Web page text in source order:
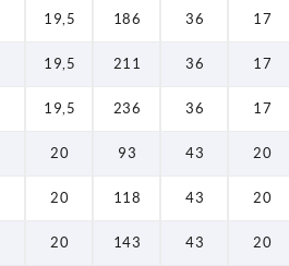
19,5 186 36 17
19,5 211 36 17
19,5 236 36 17
20 93 43 20
20 118 43 20
20 143 43 20